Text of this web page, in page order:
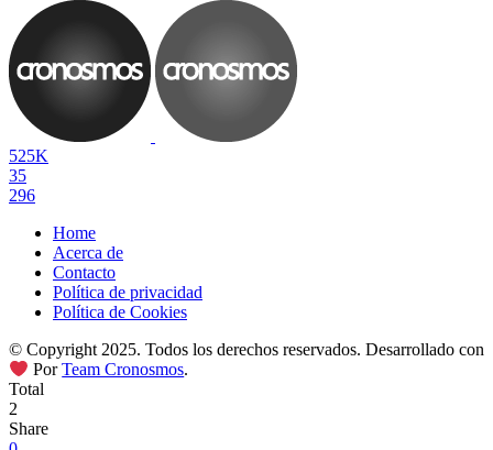
525K
35
296
Home
Acerca de
Contacto
Política de privacidad
Política de Cookies
© Copyright 2025. Todos los derechos reservados. Desarrollado con
PorTeam Cronosmos.
Total
2
Share